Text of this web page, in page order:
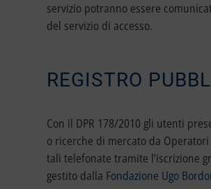
servizio potranno essere
del servizio di accesso.
REGISTRO
Con il DPR 178/2010 gli utenti
o ricerche di mercato da
tali telefonate tramite l’iscrizione
gestito dalla Fondazione Ugo